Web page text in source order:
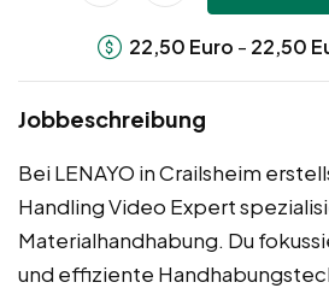
22,50 Euro - 22,50
Jobbeschreibung
Bei LENAYO in Crailsheim
Handling Video Expert
Materialhandhabung. Du
und effiziente